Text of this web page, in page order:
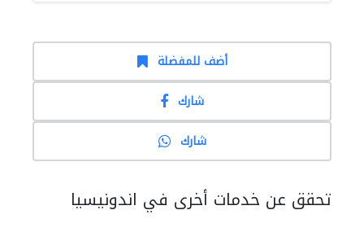
أضف للمفضلة
شارك
شارك
تحقق عن خدمات أخرى في اندونيسيا